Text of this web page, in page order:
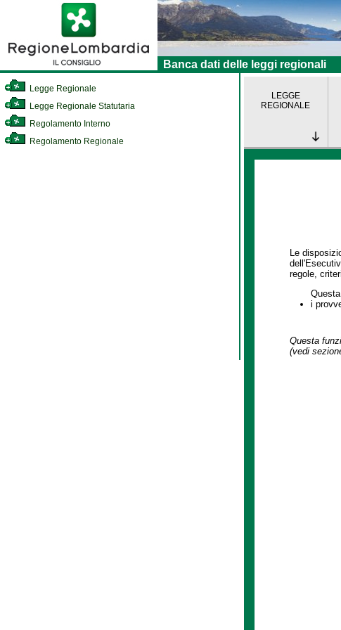
Banca dati delle leggi regionali
Legge Regionale
Legge Regionale Statutaria
Regolamento Interno
Regolamento Regionale
LEGGE
REGIONALE
Le
regole,
i
Questa
(vedi